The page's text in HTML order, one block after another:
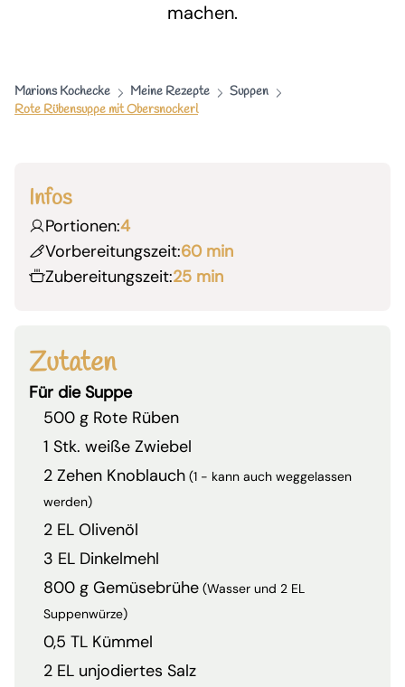
machen.
Marions Kochecke Meine Rezepte
Suppen
Rote Rübensuppe mit Obersnockerl
Infos
Portionen:4
Vorbereitungszeit:60 min
Zubereitungszeit:25 min
Zutaten
Für die Suppe
500 g Rote Rüben
1 Stk. weiße Zwiebel
2 Zehen Knoblauch (1 - kann auch weggelassen
werden)
2 EL Olivenöl
3 EL Dinkelmehl
800 g Gemüsebrühe (Wasser und 2 EL
Suppenwürze)
0,5 TL Kümmel
2 EL unjodiertes Salz